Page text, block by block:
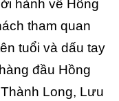
hành về Hồng
tham quan
tuổi và dấu tay
đầu Hồng
Long, Lưu